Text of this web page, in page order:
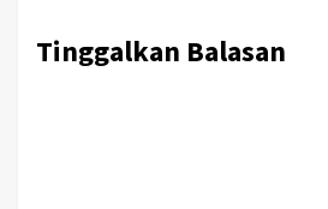
Tinggalkan Balasan